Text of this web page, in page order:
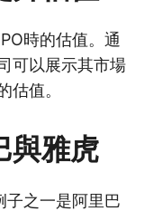
時的估值。通
可以展示其市場
估值。
與雅虎
子之一是阿里巴